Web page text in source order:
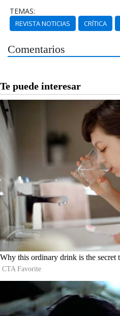
TEMAS:
REVISTA NOTICIAS CRÍTICA
Comentarios